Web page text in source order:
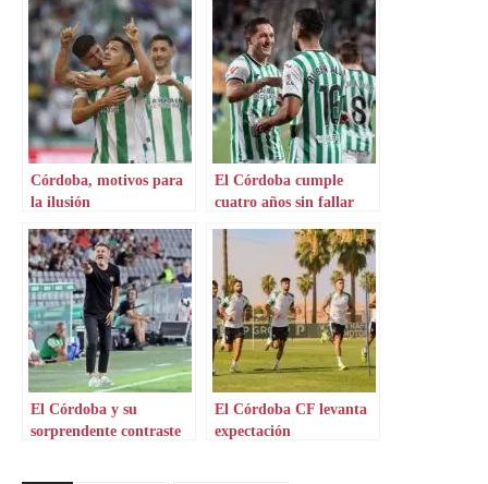
Córdoba, motivos para
la ilusión
El Córdoba cumple
cuatro años sin fallar
El Córdoba y su
sorprendente contraste
El Córdoba CF levanta
expectación